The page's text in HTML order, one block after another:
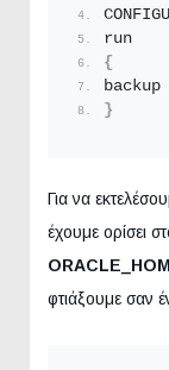
run
{
}
Για να
έχουμε ορίσει
φτιάξουμε σαν